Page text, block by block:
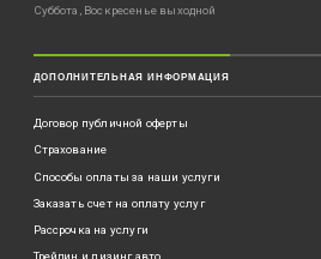
Суббота, Воскресенье выходной
ДОПОЛНИТЕЛЬНАЯ ИНФОРМАЦИЯ
Договор публичной оферты
Страхование
Способы оплаты за наши услуги
Заказать счет на оплату услуг
Рассрочка на услуги
Трейдин и лизинг авто